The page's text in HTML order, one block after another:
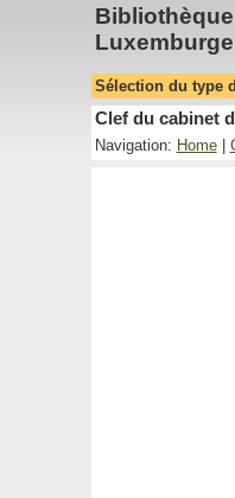
Sélection du type
Clef du cabinet
Navigation: Home|